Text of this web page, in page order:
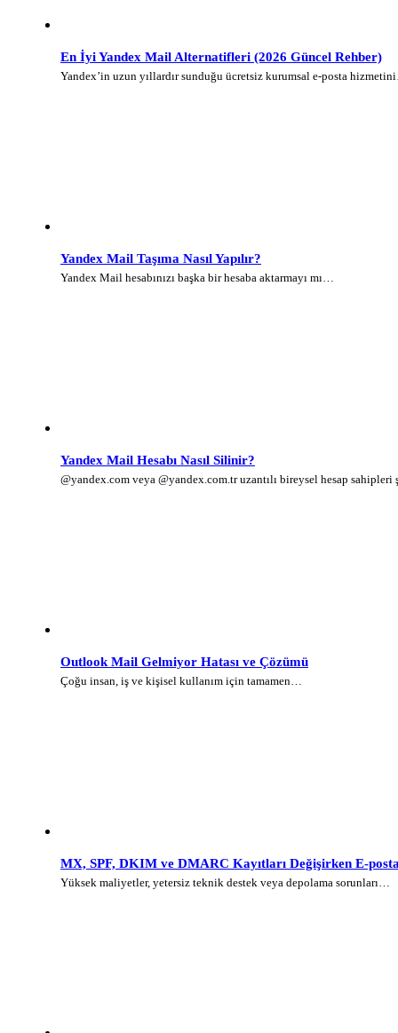
En İyi Yandex Mail Alternatifleri (2026 Güncel Rehber)
Yandex’in uzun yıllardır sunduğu ücretsiz kurumsal e-posta
Yandex Mail Taşıma Nasıl Yapılır?
Yandex Mail hesabınızı başka bir hesaba aktarmayı mı…
Yandex Mail Hesabı Nasıl Silinir?
@yandex.com veya @yandex.com.tr uzantılı bireysel hesap
Outlook Mail Gelmiyor Hatası ve Çözümü
Çoğu insan, iş ve kişisel kullanım için tamamen…
MX, SPF, DKIM ve DMARC Kayıtları Değişirken E-
Yüksek maliyetler, yetersiz teknik destek veya depolama sorunları…